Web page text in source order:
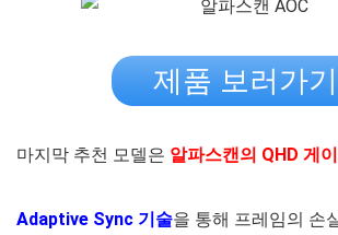
제품 보러가기
마지막 추천 모델은 알파스캔의 QHD 게
Adaptive Sync 기술을 통해 프레임의 손